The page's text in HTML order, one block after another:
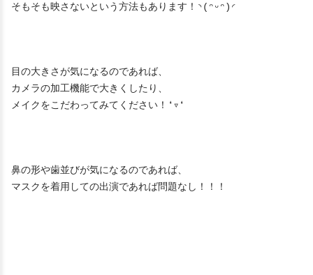
そもそも映さないという方法もあります！◝(ᵔᵕᵔ)◜
目の大きさが気になるのであれば、
カメラの加工機能で大きくしたり、
メイクをこだわってみてください！❛▿❛
鼻の形や歯並びが気になるのであれば、
マスクを着用しての出演であれば問題なし！！！